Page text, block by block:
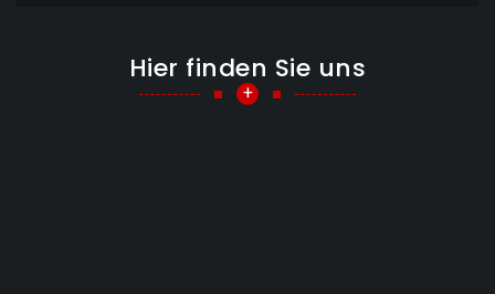
Hier finden Sie uns
+